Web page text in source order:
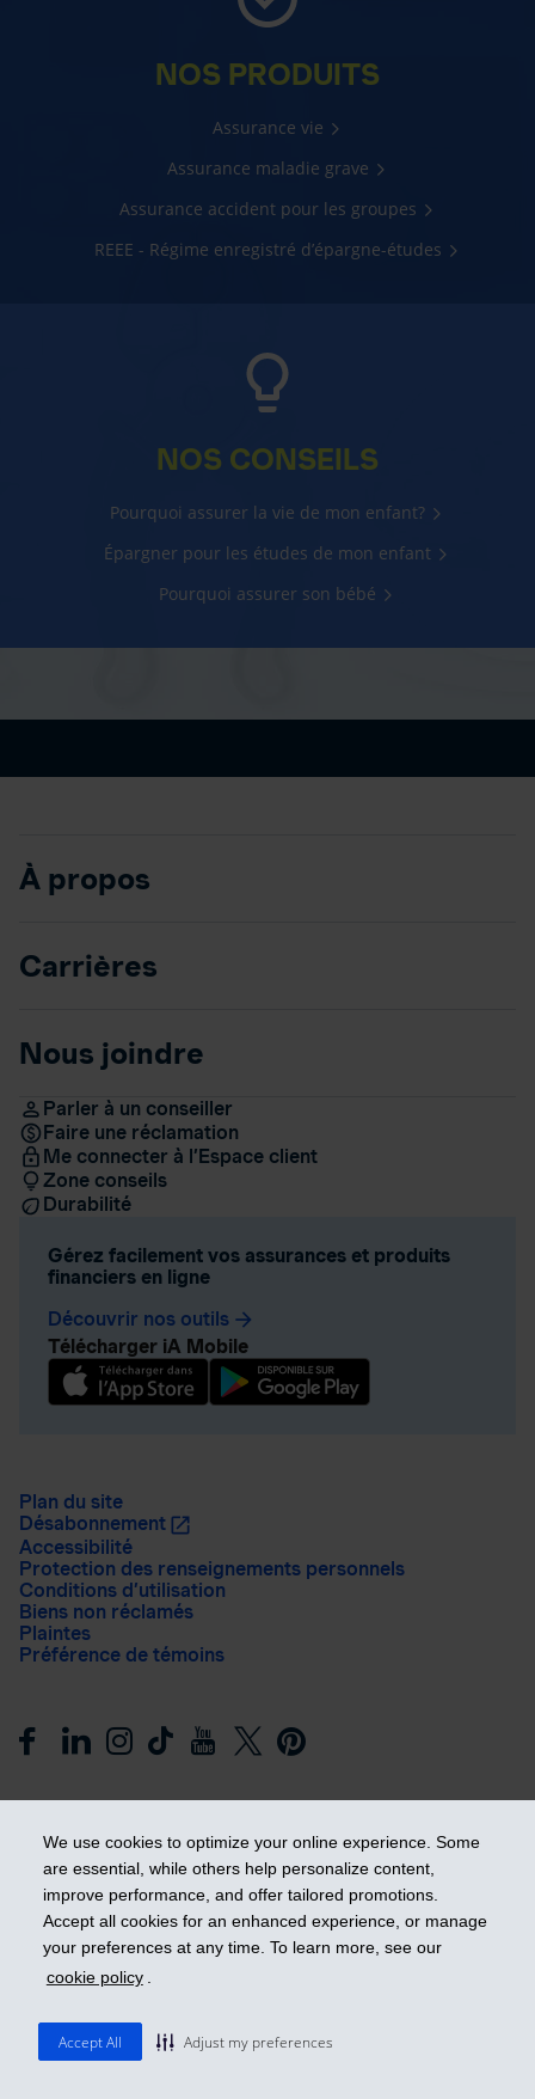
We use cookies to optimize your online experience. Some
are essential, while others help personalize content,
improve performance, and offer tailored promotions.
Accept all cookies for an enhanced experience, or manage
your preferences at any time. To learn more, see our
cookie policy .
Accept All Adjust my preferences
NOS PRODUITS
Assurance vie
Assurance maladie grave
Assurance accident pour les groupes
REEE - Régime enregistré d’épargne-études
NOS CONSEILS
Pourquoi assurer la vie de mon enfant?
Épargner pour les études de mon enfant
Pourquoi assurer son bébé
À propos
Carrières
Nous joindre
Parler à un conseiller
Faire une réclamation
Me connecter à l’Espace client
Zone conseils
Durabilité
Gérez facilement vos assurances et produits
financiers en ligne
Découvrir nos outils arrow_forward
Télécharger iA Mobile
Plan du site
Désabonnement
Accessibilité
Protection des renseignements personnels
Conditions d’utilisation
Biens non réclamés
Plaintes
Préférence de témoins
Prendre les devants